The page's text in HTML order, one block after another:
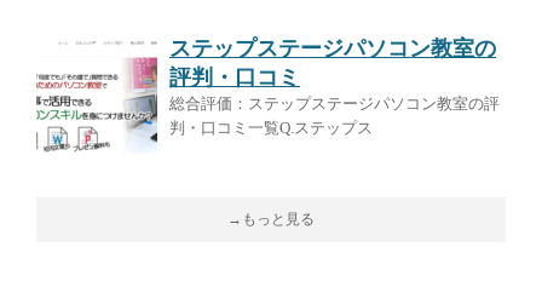
ステップステージパソコン教室の
評判・口コミ
総合評価：ステップステージパソコン教室の評
判・口コミ一覧Q.ステップス
→もっと見る